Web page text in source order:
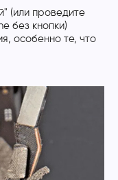
(или проведите
без кнопки)
особенно те, что